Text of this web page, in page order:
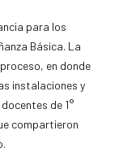
para los
Básica. La
en donde
instalaciones y
de 1°
compartieron